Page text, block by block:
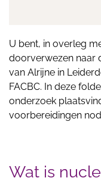
U bent, in overleg
doorverwezen naar
van Alrijne in
FACBC. In deze
onderzoek
voorbereidingen
Wat is